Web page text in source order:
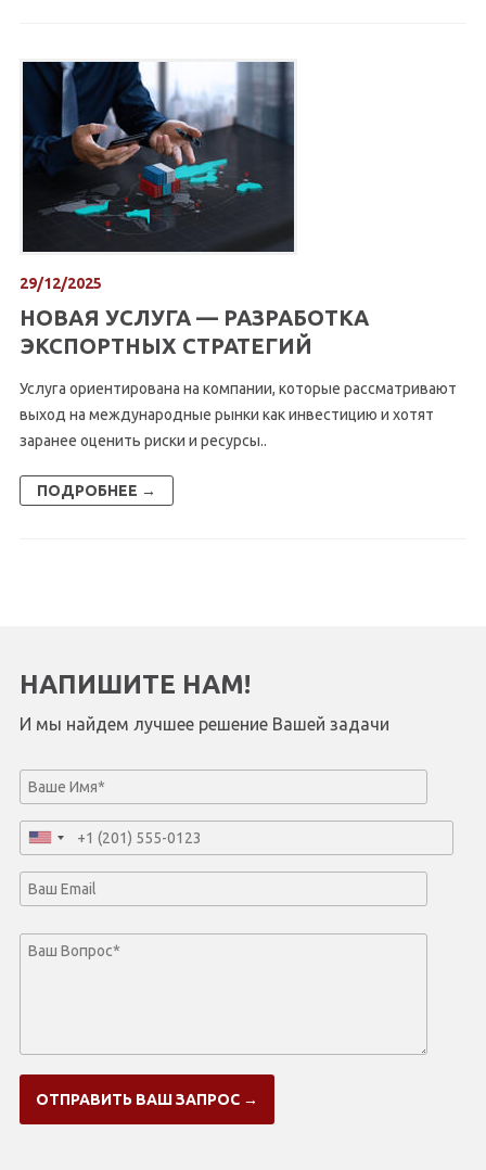
29/12/2025
НОВАЯ УСЛУГА — РАЗРАБОТКА
ЭКСПОРТНЫХ СТРАТЕГИЙ
Услуга ориентирована на компании, которые рассматривают
выход на международные рынки как инвестицию и хотят
заранее оценить риски и ресурсы..
ПОДРОБНЕЕ →
НАПИШИТЕ НАМ!
И мы найдем лучшее решение Вашей задачи